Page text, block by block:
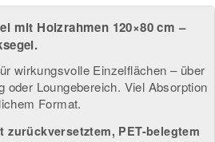
mit Holzrahmen 120×80 cm –
wirkungsvolle Einzelflächen – über
oder Loungebereich. Viel Absorption
Format.
zurückversetztem, PET-belegtem